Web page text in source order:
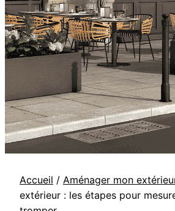
Accueil / Aménager mon
extérieur : les étapes pour